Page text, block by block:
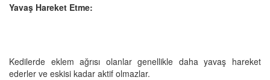
Yavaş Hareket Etme:
Kedilerde eklem ağrısı olanlar genellikle daha yavaş hareket
ederler ve eskisi kadar aktif olmazlar.